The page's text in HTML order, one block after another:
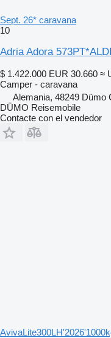
Sept. 26* caravana
10
Adria Adora
$ 1.422.000 EUR 30.660 ≈
Camper - caravana
Alemania, 48249 Dümo
DÜMO Reisemobile
Contacte con el vendedor